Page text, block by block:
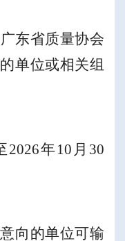
东省质量协会
单位或相关组
2026年 10 月 30
向的单位可输